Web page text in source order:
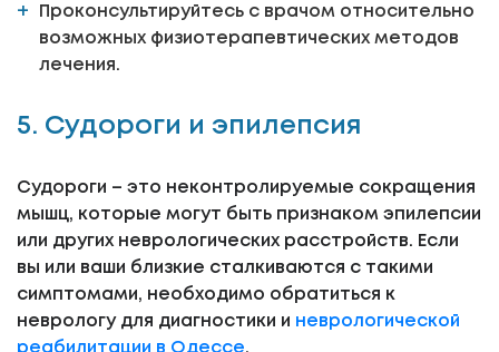
Проконсультируйтесь с врачом относительно
возможных физиотерапевтических методов
лечения.
5. Судороги и эпилепсия
Судороги – это неконтролируемые сокращения
мышц, которые могут быть признаком эпилепсии
или других неврологических расстройств. Если
вы или ваши близкие сталкиваются с такими
симптомами, необходимо обратиться к
неврологу для диагностики и неврологической
реабилитации в Одессе.